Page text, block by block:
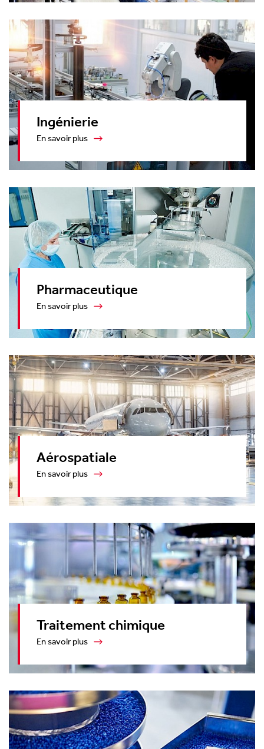
Produits
Filtration magnétique des liquides
Séparation et détection
Magnetique matériaux et assemblages
Aimant de levage et manutention
Audit sur site
Industries
Études de cas
Société
À propos de nous
Notre vision et nos valeurs
Valoriser nos collaborateurs
Notre parcours vers la neutralité carbone
Actualités
Centre Vidéo
Ressources
Guides
Webinaires
Ingénierie
En savoir plus
Pharmaceutique
En savoir plus
Aérospatiale
En savoir plus
Traitement chimique
En savoir plus